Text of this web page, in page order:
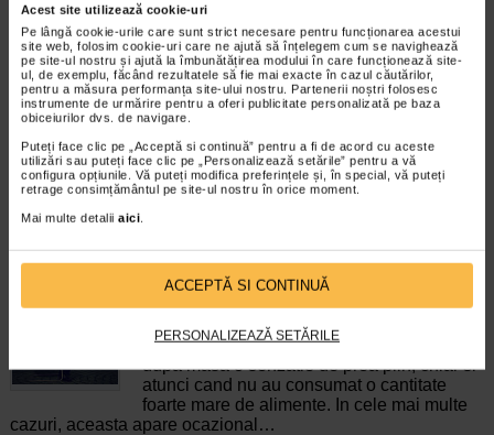
Acest site utilizează cookie-uri
Pe lângă cookie-urile care sunt strict necesare pentru funcționarea acestui
site web, folosim cookie-uri care ne ajută să înțelegem cum se navighează
pe site-ul nostru și ajută la îmbunătățirea modului în care funcționează site-
ul, de exemplu, făcând rezultatele să fie mai exacte în cazul căutărilor,
pentru a măsura performanța site-ului nostru. Partenerii noștri folosesc
instrumente de urmărire pentru a oferi publicitate personalizată pe baza
obiceiurilor dvs. de navigare.
Puteți face clic pe „Acceptă si continuă” pentru a fi de acord cu aceste
utilizări sau puteți face clic pe „Personalizează setările” pentru a vă
configura opțiunile. Vă puteți modifica preferințele și, în special, vă puteți
retrage consimțământul pe site-ul nostru în orice moment.
Mai multe detalii aici.
ACCEPTĂ SI CONTINUĂ
PERSONALIZEAZĂ SETĂRILE
In general, se spune ca inteligenta
emotionala cuprinde cateva abilitati:…
Timp de citire:4 minute, 39 secunde 6 august 2026
Enurezis: cauze, factori declansatori si solutii
Sistem urinar
Enurezisul este termenul medical pentru
pierderea accidentala de urina, de obicei in
timpul somnului. Este o afectiune frecventa
atat in randul copiilor, cat si al adultilor.
Enurezisul este considerat…
Timp de citire:4 minute, 32 secunde 28 iulie 2026
Senzatia de prea plin: cand indica o afectiune si
cum o tratati
Boli ale sistemului digestiv
Multi oameni au experimentat macar o data
dupa masa o senzatie de prea plin, chiar si
atunci cand nu au consumat o cantitate
foarte mare de alimente. In cele mai multe
cazuri, aceasta apare ocazional…